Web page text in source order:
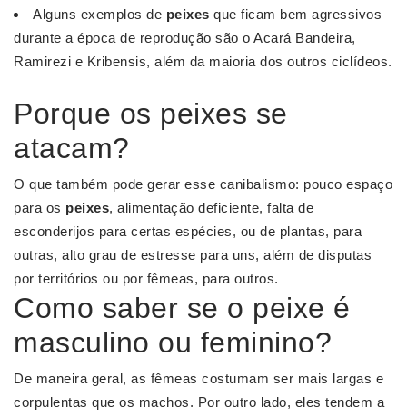
Alguns exemplos de peixes que ficam bem agressivos
durante a época de reprodução são o Acará Bandeira,
Ramirezi e Kribensis, além da maioria dos outros ciclídeos.
Porque os peixes se
atacam?
O que também pode gerar esse canibalismo: pouco espaço
para os peixes, alimentação deficiente, falta de
esconderijos para certas espécies, ou de plantas, para
outras, alto grau de estresse para uns, além de disputas
por territórios ou por fêmeas, para outros.
Como saber se o peixe é
masculino ou feminino?
De maneira geral, as fêmeas costumam ser mais largas e
corpulentas que os machos. Por outro lado, eles tendem a